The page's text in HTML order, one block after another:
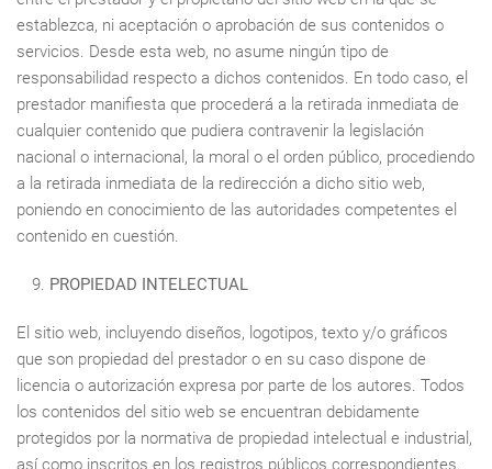
establezca, ni aceptación o aprobación de sus contenidos o
servicios. Desde esta web, no asume ningún tipo de
responsabilidad respecto a dichos contenidos. En todo caso, el
prestador manifiesta que procederá a la retirada inmediata de
cualquier contenido que pudiera contravenir la legislación
nacional o internacional, la moral o el orden público, procediendo
a la retirada inmediata de la redirección a dicho sitio web,
poniendo en conocimiento de las autoridades competentes el
contenido en cuestión.
PROPIEDAD INTELECTUAL
El sitio web, incluyendo diseños, logotipos, texto y/o gráficos
que son propiedad del prestador o en su caso dispone de
licencia o autorización expresa por parte de los autores. Todos
los contenidos del sitio web se encuentran debidamente
protegidos por la normativa de propiedad intelectual e industrial,
así como inscritos en los registros públicos correspondientes.